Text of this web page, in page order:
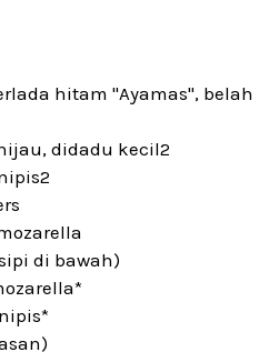
hitam "Ayamas", belah
didadu kecil2
di bawah)